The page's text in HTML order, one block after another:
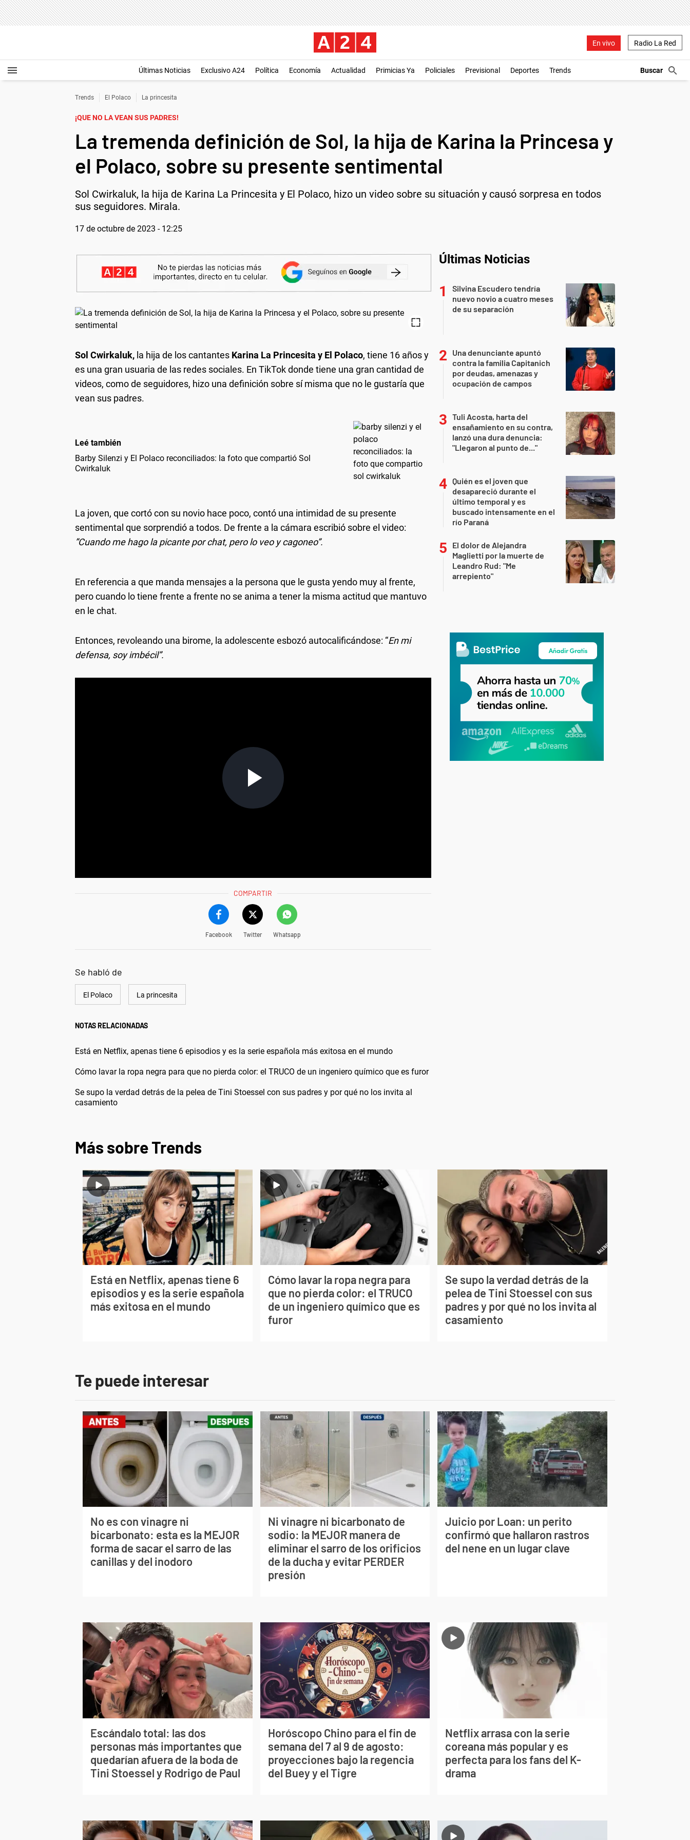
En vivo Radio La Red
Últimas Noticias Exclusivo A24 Política Economía Actualidad Primicias Ya Policiales Previsional Deportes Trends
Trends El Polaco La princesita
¡QUE NO LA VEAN SUS PADRES!
La tremenda definición de Sol, la hija de Karina la Princesa y
el Polaco, sobre su presente sentimental
Sol Cwirkaluk, la hija de Karina La Princesita y El Polaco, hizo un video sobre su situación y causó sorpresa en todos
sus seguidores. Mirala.
17 de octubre de 2023 - 12:25
Sol Cwirkaluk, la hija de los cantantes Karina La Princesita y El Polaco, tiene 16 años y
es una gran usuaria de las redes sociales. En TikTok donde tiene una gran cantidad de
videos, como de seguidores, hizo una definición sobre sí misma que no le gustaría que
vean sus padres.
Leé también
Barby Silenzi y El Polaco reconciliados: la foto que compartió Sol
Cwirkaluk
La joven, que cortó con su novio hace poco, contó una intimidad de su presente
sentimental que sorprendió a todos. De frente a la cámara escribió sobre el video:
”Cuando me hago la picante por chat, pero lo veo y cagoneo”.
En referencia a que manda mensajes a la persona que le gusta yendo muy al frente,
pero cuando lo tiene frente a frente no se anima a tener la misma actitud que mantuvo
en le chat.
Entonces, revoleando una birome, la adolescente esbozó autocalificándose: “En mi
defensa, soy imbécil”.
COMPARTIR
Facebook Twitter Whatsapp
Se habló de
El Polaco La princesita
NOTAS RELACIONADAS
Está en Netflix, apenas tiene 6 episodios y es la serie española más exitosa en el mundo
Cómo lavar la ropa negra para que no pierda color: el TRUCO de un ingeniero químico que es furor
Se supo la verdad detrás de la pelea de Tini Stoessel con sus padres y por qué no los invita al
casamiento
Últimas Noticias
Silvina Escudero tendría
nuevo novio a cuatro meses
de su separación
Una denunciante apuntó
contra la familia Capitanich
por deudas, amenazas y
ocupación de campos
Tuli Acosta, harta del
ensañamiento en su contra,
lanzó una dura denuncia:
"Llegaron al punto de..."
Quién es el joven que
desapareció durante el
último temporal y es
buscado intensamente en el
río Paraná
El dolor de Alejandra
Maglietti por la muerte de
Leandro Rud: "Me
arrepiento"
Más sobre Trends
Está en Netflix, apenas tiene 6
episodios y es la serie española
más exitosa en el mundo
Cómo lavar la ropa negra para
que no pierda color: el TRUCO
de un ingeniero químico que es
furor
Se supo la verdad detrás de la
pelea de Tini Stoessel con sus
padres y por qué no los invita al
casamiento
Te puede interesar
No es con vinagre ni
bicarbonato: esta es la MEJOR
forma de sacar el sarro de las
canillas y del inodoro
Ni vinagre ni bicarbonato de
sodio: la MEJOR manera de
eliminar el sarro de los orificios
de la ducha y evitar PERDER
presión
Juicio por Loan: un perito
confirmó que hallaron rastros
del nene en un lugar clave
Escándalo total: las dos
personas más importantes que
quedarían afuera de la boda de
Tini Stoessel y Rodrigo de Paul
Horóscopo Chino para el fin de
semana del 7 al 9 de agosto:
proyecciones bajo la regencia
del Buey y el Tigre
Netflix arrasa con la serie
coreana más popular y es
perfecta para los fans del K-
drama